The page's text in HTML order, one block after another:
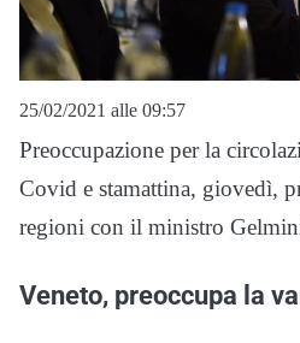
25/02/2021 alle 09:57
Preoccupazione per la
Covid e stamattina, giovedì,
regioni con il ministro
Veneto, preoccupa la